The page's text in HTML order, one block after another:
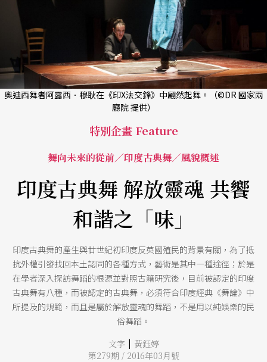
奧迪西舞者阿露西．穆耿在《印X法交鋒》中翩然起舞。（©DR 國家兩
廳院 提供）
特別企畫 Feature
舞向未來的從前／印度古典舞／風貌概述
印度古典舞 解放靈魂 共饗
和諧之「味」
印度古典舞的產生與廿世紀初印度反英國殖民的背景有關，為了抵
抗外權引發找回本土認同的各種方式，藝術是其中一種途徑；於是
在學者深入探訪舞蹈的根源並對照古籍研究後，目前被認定的印度
古典舞有八種，而被認定的古典舞，必須符合印度經典《舞論》中
所提及的規範，而且是屬於解放靈魂的舞蹈，不是用以純娛樂的民
俗舞蹈。
文字 | 黃鈺婷
第279期 / 2016年03月號